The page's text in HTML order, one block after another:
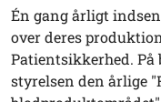
Én gang årligt
over deres
Patientsikkerhed. På
styrelsen den årlige